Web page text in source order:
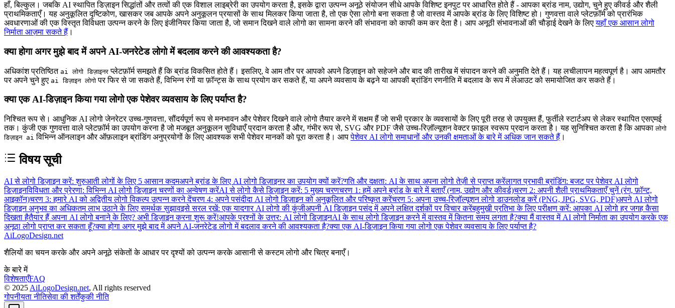
हाँ, बिल्कुल। जबकि AI स्थापित डिज़ाइन सिद्धांतों और तत्वों की एक विशाल लाइब्रेरी का उपयोग करता है, इसके द्वारा उत्पन्न अनूठे संयोजन सीधे आपके विशिष्ट इनपुट पर आधारित होते हैं - आपका ब्रांड नाम, उद्योग, चुने हुए कीवर्ड और शैली
प्राथमिकताएँ। यह अनुकूलित दृष्टिकोण, खासकर जब आपके अपने अनुकूलन प्रयासों के साथ मिलकर किया जाता है, तो एक ऐसा लोगो बना सकता है जो वास्तव में आपके ब्रांड के लिए विशिष्ट हो। गुणवत्ता वाले प्लेटफ़ॉर्म को प्रारंभिक
अवधारणाओं की एक विस्तृत विविधता उत्पन्न करने के लिए इंजीनियर किया जाता है, जो समान दिखने वाले लोगो का सामना करने की संभावना को काफी कम कर देता है। आप अनूठी संभावनाओं की चौड़ाई देखने के लिएयहाँ एक आसान लोगो
निर्माता आज़मा सकते हैं ।
क्या होगा अगर मुझे बाद में अपने AI-जनरेटेड लोगो में बदलाव करने की आवश्यकता है?
अधिकांश प्रतिष्ठित ai लोगो डिज़ाइनर प्लेटफ़ॉर्म समझते हैं कि ब्रांड विकसित होते हैं। इसलिए, वे आम तौर पर आपको अपने डिज़ाइन को सहेजने और बाद की तारीख में संपादन करने की अनुमति देते हैं। यह लचीलापन महत्वपूर्ण है। आप आमतौर
पर अपने चुने हुए ai डिज़ाइन लोगो पर फिर से जा सकते हैं, विभिन्न रंगों या फ़ॉन्ट्स के साथ प्रयोग कर सकते हैं, या अपने व्यवसाय के बढ़ने या आपकी ब्रांडिंग रणनीति में बदलाव के रूप में लेआउट को समायोजित कर सकते हैं।
क्या एक AI-डिज़ाइन किया गया लोगो एक पेशेवर व्यवसाय के लिए पर्याप्त है?
निश्चित रूप से। आधुनिक AI लोगो जेनरेटर उच्च-गुणवत्ता, सौंदर्यपूर्ण रूप से मनभावन और पेशेवर दिखने वाले लोगो तैयार करने में सक्षम हैं जो सभी प्रकार के व्यवसायों के लिए पूरी तरह से उपयुक्त हैं, फुर्तीले स्टार्टअप से लेकर स्थापित एसएमई
तक। कुंजी एक गुणवत्ता वाले प्लेटफ़ॉर्म का उपयोग करना है जो मजबूत अनुकूलन सुविधाएँ प्रदान करता है और, गंभीर रूप से, SVG और PDF जैसे उच्च-रिज़ॉल्यूशन वेक्टर फ़ाइल स्वरूप प्रदान करता है। यह सुनिश्चित करता है कि आपकालोगो
डिज़ाइन ai विभिन्न ऑनलाइन और ऑफ़लाइन ब्रांडिंग अनुप्रयोगों के लिए आवश्यक सभी पेशेवर मानकों को पूरा करता है। आपपेशेवर AI लोगो समाधानों और उनकी क्षमताओं के बारे में अधिक जान सकते हैं ।
विषय सूची
AI से लोगो डिज़ाइन करें: शुरुआती लोगों के लिए 5 आसान कदमअपने ब्रांड के लिए AI लोगो डिज़ाइनर का उपयोग क्यों करें?गति और दक्षता: AI के साथ अपना लोगो तेज़ी से प्राप्त करेंलागत प्रभावी ब्रांडिंग: बजट पर पेशेवर AI लोगो
डिज़ाइनविविधता और प्रेरणा: विभिन्न AI लोगो डिज़ाइन चरणों का अन्वेषण करेंAI से लोगो कैसे डिज़ाइन करें: 5 मुख्य चरणचरण 1: हमें अपने ब्रांड के बारे में बताएँ (नाम, उद्योग और कीवर्ड)चरण 2: अपनी शैली प्राथमिकताएँ चुनें (रंग, फ़ॉन्ट,
आइकॉन)चरण 3: हमारे AI को अद्वितीय लोगो विकल्प उत्पन्न करने देंचरण 4: अपने पसंदीदा AI लोगो डिज़ाइन को अनुकूलित और परिष्कृत करेंचरण 5: अपना उच्च-रिज़ॉल्यूशन लोगो डाउनलोड करें (PNG, JPG, SVG, PDF)अपने AI लोगो
डिज़ाइन अनुभव का अधिकतम लाभ उठाने के लिए समर्थक सुझावइसे सरल रखें: एक यादगार AI लोगो की कुंजीअपनी AI डिज़ाइन पसंद में अपने लक्षित दर्शकों पर विचार करेंबहुमुखी प्रतिभा के लिए परीक्षण करें: आपका AI लोगो हर जगह कैसा
दिखता हैतैयार हैं अपना AI लोगो बनाने के लिए? अभी डिज़ाइन करना शुरू करें!आपके प्रश्नों के उत्तर: AI लोगो डिज़ाइनAI के साथ लोगो डिज़ाइन करने में वास्तव में कितना समय लगता है?क्या मैं वास्तव में AI लोगो निर्माता का उपयोग करके एक
अनूठा लोगो प्राप्त कर सकता हूँ?क्या होगा अगर मुझे बाद में अपने AI-जनरेटेड लोगो में बदलाव करने की आवश्यकता है?क्या एक AI-डिज़ाइन किया गया लोगो एक पेशेवर व्यवसाय के लिए पर्याप्त है?
AiLogoDesign.net
शैलियों का चयन करके और अपने अनूठे संकेतों के आधार पर दृश्यों को उत्पन्न करके आसानी से कस्टम लोगो और चित्र बनाएँ।
के बारे में
विशेषताएँFAQ
© 2025 AiLogoDesign.net, All rights reserved
गोपनीयता नीतिसेवा की शर्तेंकुकी नीति